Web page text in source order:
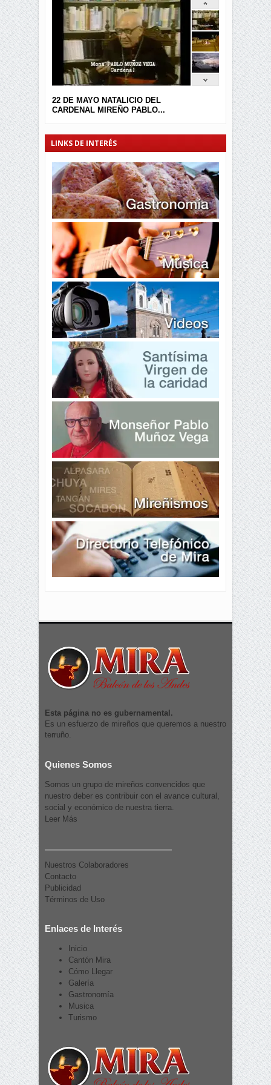
22 DE MAYO NATALICIO DEL
CARDENAL MIREÑO PABLO...
LINKS DE INTERÉS
Esta página no es gubernamental.
Es un esfuerzo de mireños que queremos a nuestro
terruño.
Quienes Somos
Somos un grupo de mireños convencidos que
nuestro deber es contribuir con el avance cultural,
social y económico de nuestra tierra.
Leer Más
Nuestros Colaboradores
Contacto
Publicidad
Términos de Uso
Enlaces de Interés
Inicio
Cantón Mira
Cómo Llegar
Galería
Gastronomía
Musica
Turismo